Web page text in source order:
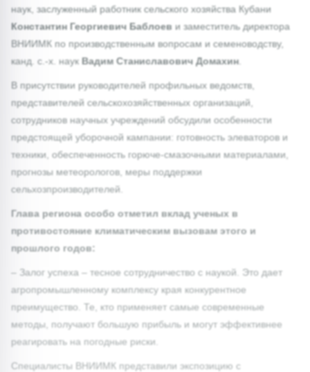
наук, заслуженный работник сельского хозяйства Кубани
Константин Георгиевич Баблоев и заместитель директора
ВНИИМК по производственным вопросам и семеноводству,
канд. с.-х. наук Вадим Станиславович Домахин.
В присутствии руководителей профильных ведомств,
представителей сельскохозяйственных организаций,
сотрудников научных учреждений обсудили особенности
предстоящей уборочной кампании: готовность элеваторов и
техники, обеспеченность горюче-смазочными материалами,
прогнозы метеорологов, меры поддержки
сельхозпроизводителей.
Глава региона особо отметил вклад ученых в
противостояние климатическим вызовам этого и
прошлого годов:
– Залог успеха – тесное сотрудничество с наукой. Это дает
агропромышленному комплексу края конкурентное
преимущество. Те, кто применяет самые современные
методы, получают большую прибыль и могут эффективнее
реагировать на погодные риски.
Специалисты ВНИИМК представили экспозицию с